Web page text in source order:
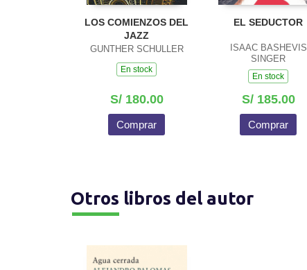
LOS COMIENZOS DEL
JAZZ
GUNTHER SCHULLER
En stock
S/ 180.00
Comprar
EL SEDUCTOR
ISAAC BASHEVIS
SINGER
En stock
S/ 185.00
Comprar
Otros libros del autor